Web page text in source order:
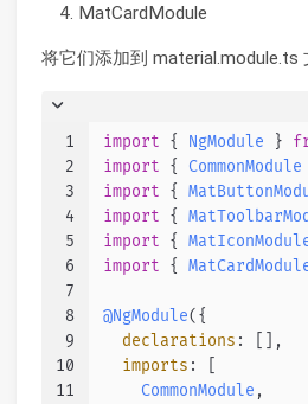
MatCardModule
将它们添加到 material.module.ts
1
2
3
4
5
6
7
8
9
10
11
import { NgModule }
import { CommonModule
import {
import {
import {
import {
@NgModule({
declarations : [],
imports : [
CommonModule ,